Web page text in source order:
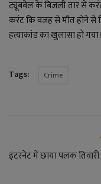
ट्यूबवेल के बिजली तार से
करंट कि वजह से मौत होने से
हत्याकांड का खुलासा हो गया।
Tags: Crime
इंटरनेट में छाया पलक